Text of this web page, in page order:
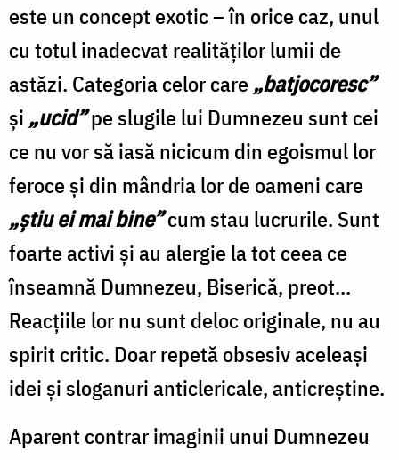
este un concept exotic – în orice caz, unul
cu totul inadecvat realităţilor lumii de
astăzi. Categoria celor care„batjocoresc”
şi „ucid”pe slugile lui Dumnezeu sunt cei
ce nu vor să iasă nicicum din egoismul lor
feroce şi din mândria lor de oameni care
„ştiu ei mai bine”cum stau lucrurile. Sunt
foarte activi şi au alergie la tot ceea ce
înseamnă Dumnezeu, Biserică, preot...
Reacţiile lor nu sunt deloc originale, nu au
spirit critic. Doar repetă obsesiv aceleaşi
idei şi sloganuri anticlericale, anticreştine.
Aparent contrar imaginii unui Dumnezeu